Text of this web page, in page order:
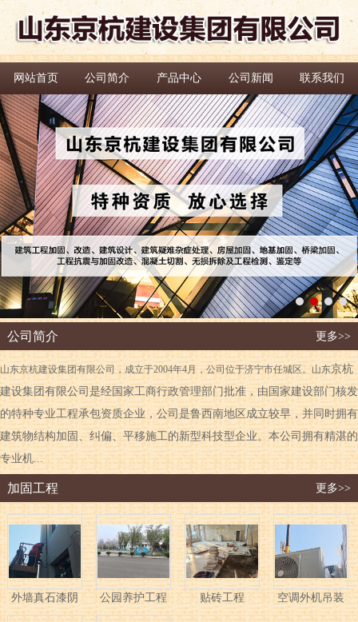
网站首页 公司简介 产品中心 公司新闻 联系我们
公司简介 更多>>
山东京杭建设集团有限公司，成立于2004年4月，公司位于济宁市任城区。山东京杭
建设集团有限公司是经国家工商行政管理部门批准，由国家建设部门核发
的特种专业工程承包资质企业，公司是鲁西南地区成立较早，并同时拥有
建筑物结构加固、纠偏、平移施工的新型科技型企业。本公司拥有精湛的
专业机...
加固工程 更多>>
外墙真石漆阴
角修补
公园养护工程 贴砖工程 空调外机吊装